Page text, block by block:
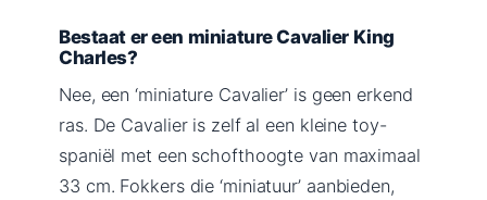
Bestaat er een miniature Cavalier King
Charles?
Nee, een ‘miniature Cavalier’ is geen erkend
ras. De Cavalier is zelf al een kleine toy-
spaniël met een schofthoogte van maximaal
33 cm. Fokkers die ‘miniatuur’ aanbieden,